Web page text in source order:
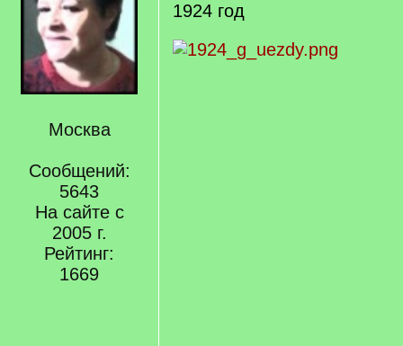
Москва
Сообщений:
5643
На сайте с
2005 г.
Рейтинг:
1669
1924 год